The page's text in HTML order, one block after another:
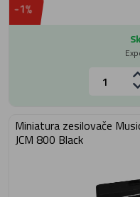
-1%
Miniatura zesilovače
JCM 800 Black